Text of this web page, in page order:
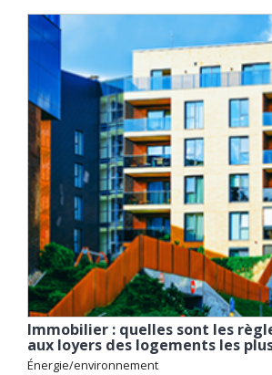
Immobilier : quelles sont les
aux loyers des logements les
Énergie/environnement